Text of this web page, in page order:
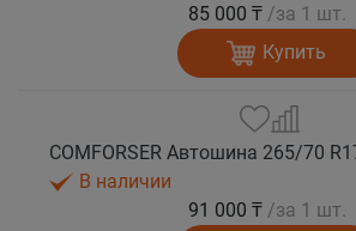
85 000 ₸ /за 1 шт.
Купить
В наличии
91 000 ₸ /за 1 шт.